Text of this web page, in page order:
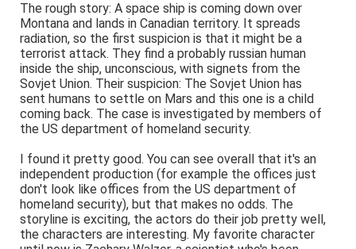
The rough story: A space ship is coming down over
Montana and lands in Canadian territory. It spreads
radiation, so the first suspicion is that it might be a
terrorist attack. They find a probably russian human
inside the ship, unconscious, with signets from the
Sovjet Union. Their suspicion: The Sovjet Union has
sent humans to settle on Mars and this one is a child
coming back. The case is investigated by members of
the US department of homeland security.
I found it pretty good. You can see overall that it's an
independent production (for example the offices just
don't look like offices from the US department of
homeland security), but that makes no odds. The
storyline is exciting, the actors do their job pretty well,
the characters are interesting. My favorite character